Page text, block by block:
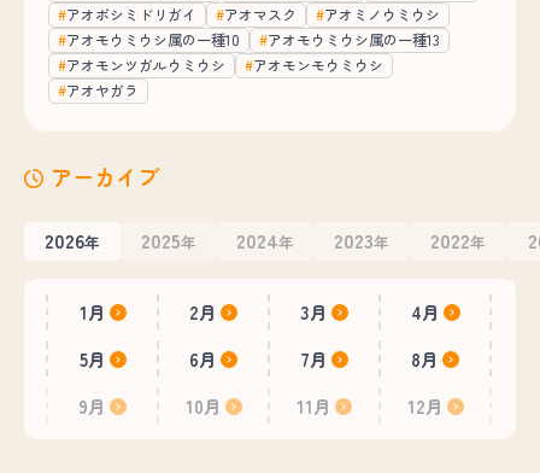
アオボシミドリガイ
アオマスク
アオミノウミウシ
アオモウミウシ属の一種10
アオモウミウシ属の一種13
アオモンツガルウミウシ
アオモンモウミウシ
アオヤガラ
アーカイブ
2026年 2025年 2024年 2023年 2022年
1月 2月 3月
4月
5月
6月 7月
8月
9月
10月 11月 12月